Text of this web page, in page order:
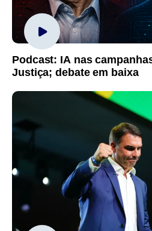
Podcast: IA nas
Justiça; debate em baixa